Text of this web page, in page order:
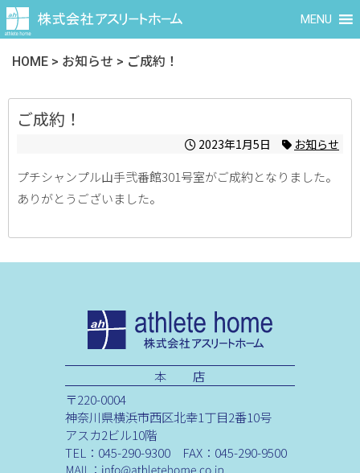
MENU
HOME > お知らせ > ご成約！
ご成約！
2023年1月5日 お知らせ
プチシャンプル山手弐番館301号室がご成約となりました。
ありがとうございました。
本 店
〒220-0004
神奈川県横浜市西区北幸1丁目2番10号
アスカ2ビル10階
TEL：045-290-9300 FAX：045-290-9500